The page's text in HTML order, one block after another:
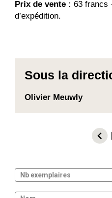
Prix de vente : 63 francs
d’expédition.
Sous la
Olivier Meuwly
chevron_left